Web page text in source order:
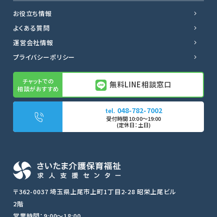
無料LINE相談窓口
転職サポートに申し込む
〒362-0037 埼玉県上尾市上町1丁目2-28 昭栄上尾ビル
2階
お役立ち情報
よくある質問
運営会社情報
プライバシーポリシー
無料LINE相談窓口
048-782-7002